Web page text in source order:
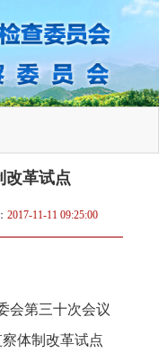
改革试点
2017-11-11 09:25:00
会第三十次会议
体制改革试点